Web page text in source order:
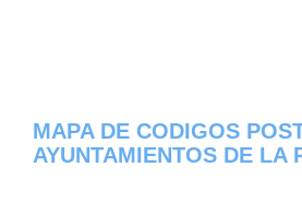
MAPA DE CODIGOS
AYUNTAMIENTOS DE LA